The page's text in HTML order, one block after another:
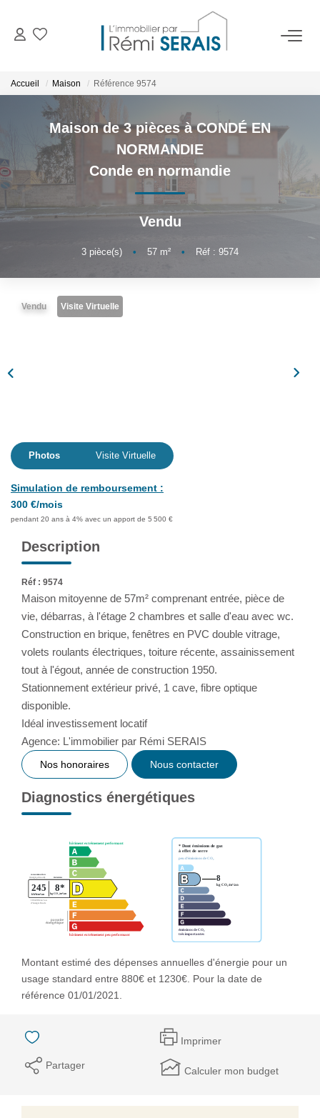
LOUER
VENDRE
BIENS VENDUS
Gestion
Accueil Maison Référence 9574
Maison de 3 pièces à CONDÉ EN
NORMANDIE
Conde en normandie
Vendu
3 pièce(s) • 57 m² • Réf : 9574
Vendu Visite Virtuelle
Simulation de remboursement :
300 €/mois
pendant 20 ans à 4% avec un apport de 5 500 €
Photos Visite Virtuelle
Description
Réf : 9574
Maison mitoyenne de 57m² comprenant entrée, pièce de
vie, débarras, à l'étage 2 chambres et salle d'eau avec wc.
Construction en brique, fenêtres en PVC double vitrage,
volets roulants électriques, toiture récente, assainissement
tout à l'égout, année de construction 1950.
Stationnement extérieur privé, 1 cave, fibre optique
disponible.
Idéal investissement locatif
Agence: L'immobilier par Rémi SERAIS
Nos honoraires Nous contacter
Diagnostics énergétiques
Montant estimé des dépenses annuelles d'énergie pour un
usage standard entre 880€ et 1230€. Pour la date de
référence 01/01/2021.
Imprimer
Partager Calculer mon budget